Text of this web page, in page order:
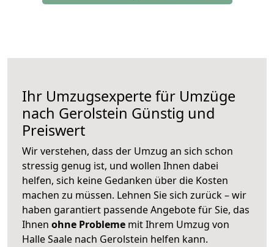
Ihr Umzugsexperte für Umzüge
nach Gerolstein Günstig und
Preiswert
Wir verstehen, dass der Umzug an sich schon
stressig genug ist, und wollen Ihnen dabei
helfen, sich keine Gedanken über die Kosten
machen zu müssen. Lehnen Sie sich zurück – wir
haben garantiert passende Angebote für Sie, das
Ihnen ohne Probleme mit Ihrem Umzug von
Halle Saale nach Gerolstein helfen kann.